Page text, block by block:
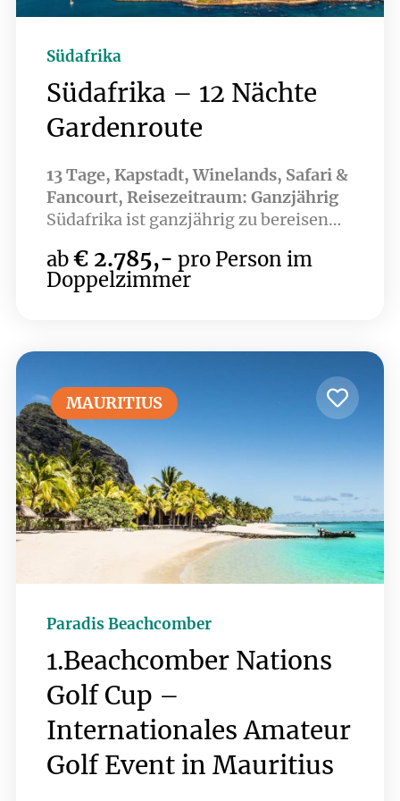
Südafrika
Südafrika – 12 Nächte
Gardenroute
13 Tage, Kapstadt, Winelands, Safari &
Fancourt, Reisezeitraum: Ganzjährig
Südafrika ist ganzjährig zu bereisen
berühmten „Garden Route“ zwischen
Kapstadt und Port Elisabeth ist ein
und Flora sowie die Gastfreundschaft
Land verfügt über mehr als 500
Golfplätze und beheimatet einige der
Besten Golfanlagen der Welt.
Unterkünfte aller Preiskategorien
sowie geringe Nebenkosten machen
dieses Land für Urlauber zusätzlich
attraktiv. Diese Reise ist perfekt für
Südafrika Einsteiger und vermittelt die
Highlights und einige der Besten
ab€ 2.785,- pro Person im
Doppelzimmer
MAURITIUS
Paradis Beachcomber
1.Beachcomber Nations
Golf Cup –
Internationales Amateur
Golf Event in Mauritius